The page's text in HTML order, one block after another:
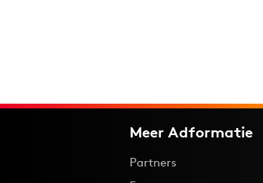
Meer Adformatie
Partners